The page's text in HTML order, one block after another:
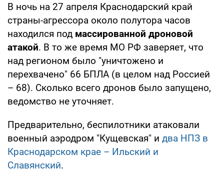
В ночь на 27 апреля Краснодарский край
страны-агрессора около полутора часов
находился под массированной дроновой
атакой. В то же время МО РФ заверяет, что
над регионом было "уничтожено и
перехвачено" 66 БПЛА (в целом над Россией
– 68). Сколько всего дронов было запущено,
ведомство не уточняет.
Предварительно, беспилотники атаковали
военный аэродром "Кущевская" и два НПЗ в
Краснодарском крае – Ильский и
Славянский.